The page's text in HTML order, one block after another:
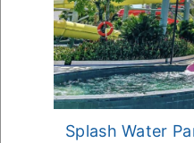
Splash Water